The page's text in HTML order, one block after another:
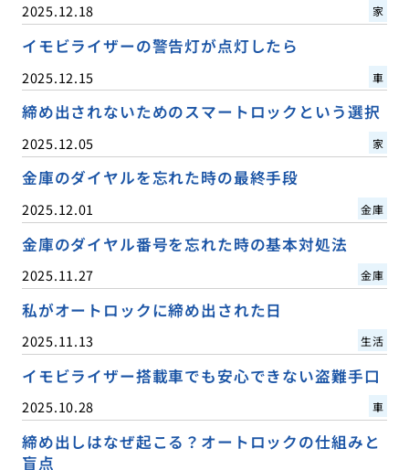
2025.12.18 家
イモビライザーの警告灯が点灯したら
2025.12.15 車
締め出されないためのスマートロックという選択
2025.12.05 家
金庫のダイヤルを忘れた時の最終手段
2025.12.01 金庫
金庫のダイヤル番号を忘れた時の基本対処法
2025.11.27 金庫
私がオートロックに締め出された日
2025.11.13 生活
イモビライザー搭載車でも安心できない盗難手口
2025.10.28 車
締め出しはなぜ起こる？オートロックの仕組みと
盲点